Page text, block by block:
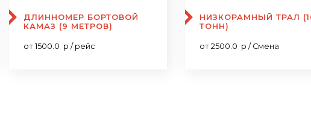
ДЛИННОМЕР БОРТОВОЙ
КАМАЗ (9 МЕТРОВ)
от 1500.0 р / рейс
НИЗКОРАМНЫЙ ТРАЛ
ТОНН)
от 2500.0 р / Смена